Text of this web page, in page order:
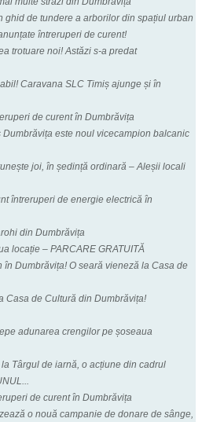
ghid de tundere a arborilor din spațiul urban
întreruperi de curent!
trotuare noi! Astăzi s-a predat
Caravana SLC Timiș ajunge și în
de curent în Dumbrăvița
este noul vicecampion balcanic
joi, în ședință ordinară – Aleșii locali
întreruperi de energie electrică în
din Dumbrăvița
locație – PARCARE GRATUITĂ
Dumbrăvița! O seară vieneză la Casa de
Casa de Cultură din Dumbrăvița!
adunarea crengilor pe șoseaua
Târgul de iarnă, o acțiune din cadrul
de curent în Dumbrăvița
o nouă campanie de donare de sânge,